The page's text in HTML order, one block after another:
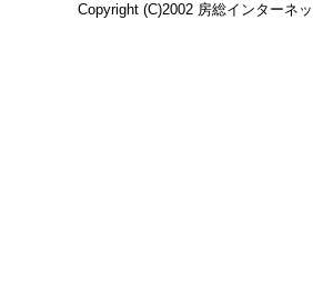
Copyright (C)2002 房総インターネ